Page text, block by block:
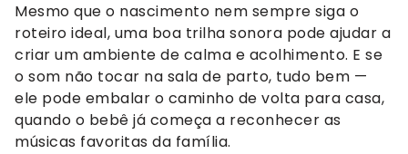
Mesmo que o nascimento nem sempre siga o
roteiro ideal, uma boa trilha sonora pode ajudar a
criar um ambiente de calma e acolhimento. E se
o som não tocar na sala de parto, tudo bem —
ele pode embalar o caminho de volta para casa,
quando o bebê já começa a reconhecer as
músicas favoritas da família.